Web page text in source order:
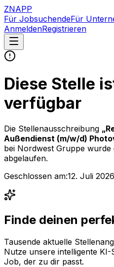
ZNAPP
Für JobsuchendeFür
AnmeldenRegistrieren
Diese Stelle
verfügbar
Die Stellenausschreibung „
Außendienst (m/w/d)
bei Nordwest Gruppe wurde
abgelaufen.
Geschlossen am:12. Juli 2026
Finde deinen
Tausende aktuelle
Nutze unsere intelligente
Job, der zu dir passt.